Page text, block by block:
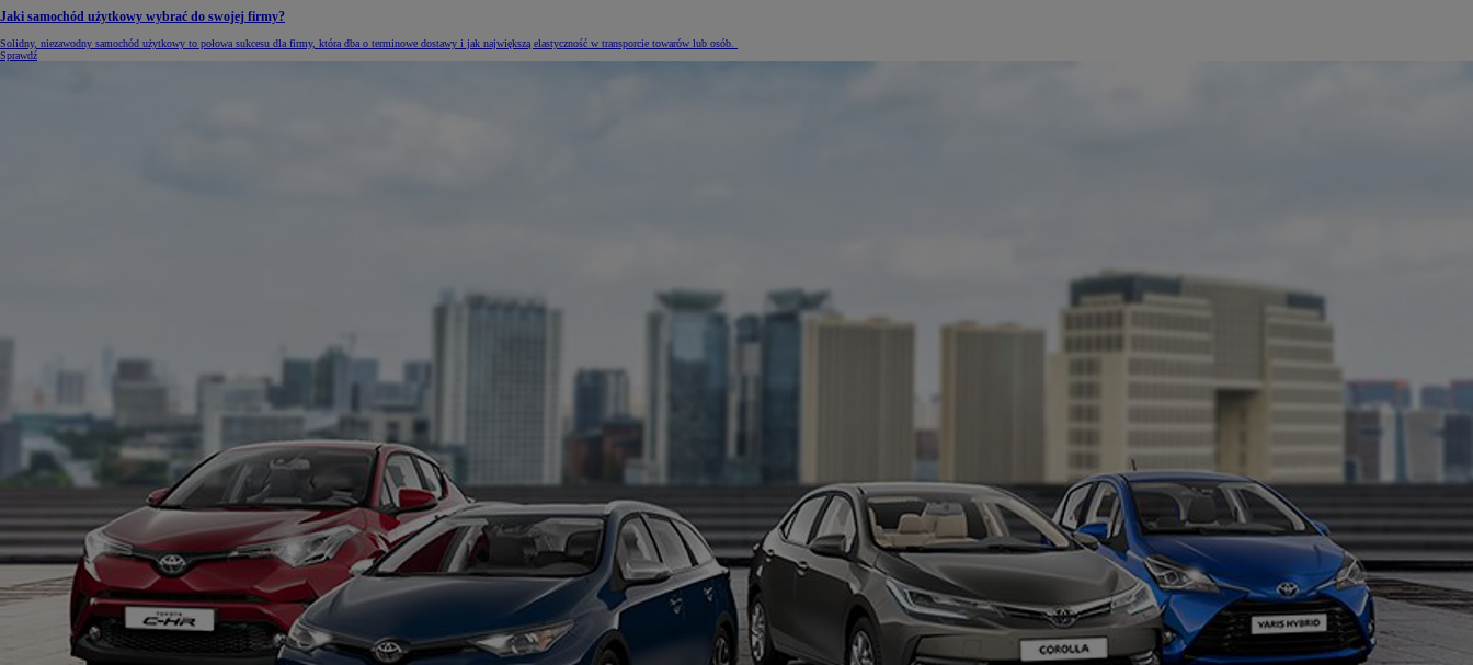
Jaki samochód użytkowy wybrać do swojej firmy?
Solidny, niezawodny samochód użytkowy to połowa sukcesu dla firmy, która dba o terminowe dostawy i jak największą elastyczność w transporcie towarów lub osób.
Sprawdź